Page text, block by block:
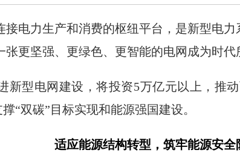
接电力生产和消费的枢纽平台，是新型电
更坚强、更绿色、更智能的电网成为时代
新型电网建设，将投资5万亿元以上，推
“双碳”目标实现和能源强国建设。
适应能源结构转型，筑牢能源安全